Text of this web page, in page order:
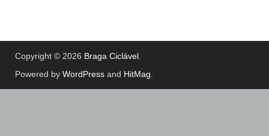
Copyright © 2026 Braga Ciclável
Powered by WordPress and HitMag